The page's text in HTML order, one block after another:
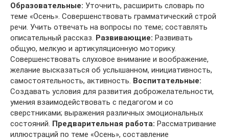
Образовательные: Уточнить, расширить словарь по
теме «Осень». Совершенствовать грамматический строй
речи. Учить отвечать на вопросы по теме; составлять
описательный рассказ. Развивающие: Развивать
общую, мелкую и артикуляционную моторику.
Совершенствовать слуховое внимание и воображение,
желание высказаться об услышанном, инициативность,
самостоятельность, активность. Воспитательные:
Создавать условия для развития доброжелательности,
умения взаимодействовать с педагогом и со
сверстниками; выражения различных эмоциональных
состояний. Предварительная работа: Рассматривание
иллюстраций по теме «Осень», составление